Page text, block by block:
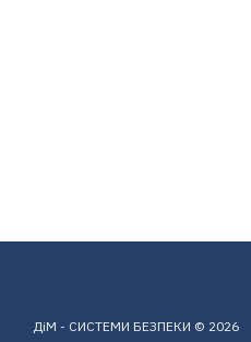
ДіМ - СИСТЕМИ БЕЗПЕКИ © 2026